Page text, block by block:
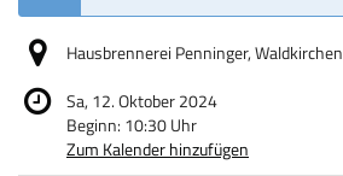
Hausbrennerei Penninger, Waldkirchen
Sa, 12. Oktober 2024
Beginn: 10:30Uhr
Zum Kalender hinzufügen